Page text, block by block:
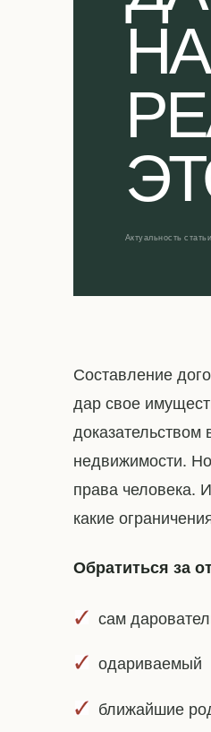
Актуальность
Составление
дар свое
недвижимости.
права человека.
какие
Обратиться за
сам
одариваемый
ближайшие